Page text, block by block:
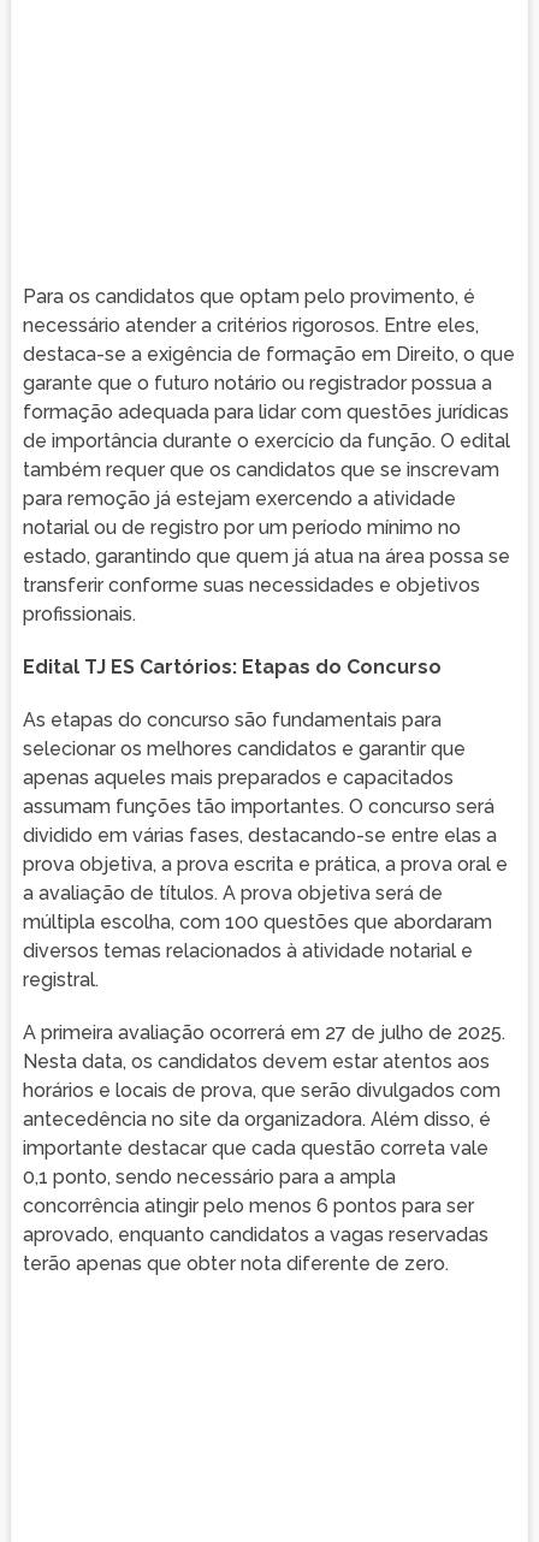
Para os candidatos que optam pelo provimento, é
necessário atender a critérios rigorosos. Entre eles,
destaca-se a exigência de formação em Direito, o que
garante que o futuro notário ou registrador possua a
formação adequada para lidar com questões jurídicas
de importância durante o exercício da função. O edital
também requer que os candidatos que se inscrevam
para remoção já estejam exercendo a atividade
notarial ou de registro por um período mínimo no
estado, garantindo que quem já atua na área possa se
transferir conforme suas necessidades e objetivos
profissionais.
Edital TJ ES Cartórios: Etapas do Concurso
As etapas do concurso são fundamentais para
selecionar os melhores candidatos e garantir que
apenas aqueles mais preparados e capacitados
assumam funções tão importantes. O concurso será
dividido em várias fases, destacando-se entre elas a
prova objetiva, a prova escrita e prática, a prova oral e
a avaliação de títulos. A prova objetiva será de
múltipla escolha, com 100 questões que abordaram
diversos temas relacionados à atividade notarial e
registral.
A primeira avaliação ocorrerá em 27 de julho de 2025.
Nesta data, os candidatos devem estar atentos aos
horários e locais de prova, que serão divulgados com
antecedência no site da organizadora. Além disso, é
importante destacar que cada questão correta vale
0,1 ponto, sendo necessário para a ampla
concorrência atingir pelo menos 6 pontos para ser
aprovado, enquanto candidatos a vagas reservadas
terão apenas que obter nota diferente de zero.